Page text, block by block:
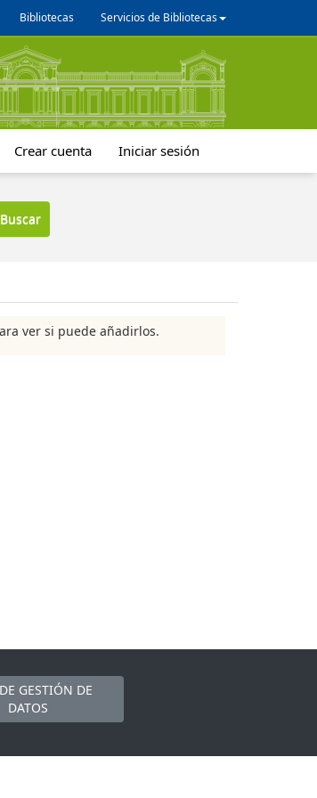
Bibliotecas Servicios de Bibliotecas
Crear cuenta Iniciar sesión
ver si puede añadirlos.
GESTIÓN DE
DATOS